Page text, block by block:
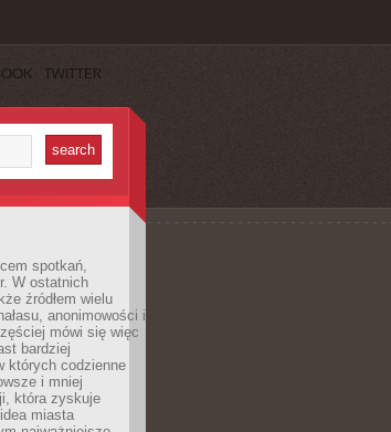
TWITTER
spotkań,
W ostatnich
źródłem wielu
anonimowości i
mówi się więc
bardziej
których codzienne
i mniej
która zyskuje
miasta